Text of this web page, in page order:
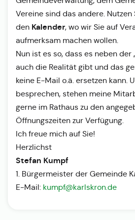
Vereine sind das andere. Nutzen
den Kalender, wo wir Sie auf
aufmerksam machen wollen.
Nun ist es so, dass es neben der
auch die Realität gibt und das
keine E-Mail o.ä. ersetzen kann.
besprechen, stehen meine
gerne im Rathaus zu den
Öffnungszeiten zur Verfügung.
Ich freue mich auf Sie!
Herzlichst
Stefan Kumpf
1. Bürgermeister der Gemeinde
E-Mail: kumpf@karlskron.de